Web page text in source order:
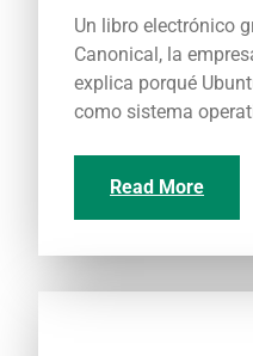
Un libro electrónico
Canonical, la
explica porqué
como sistema
Read More